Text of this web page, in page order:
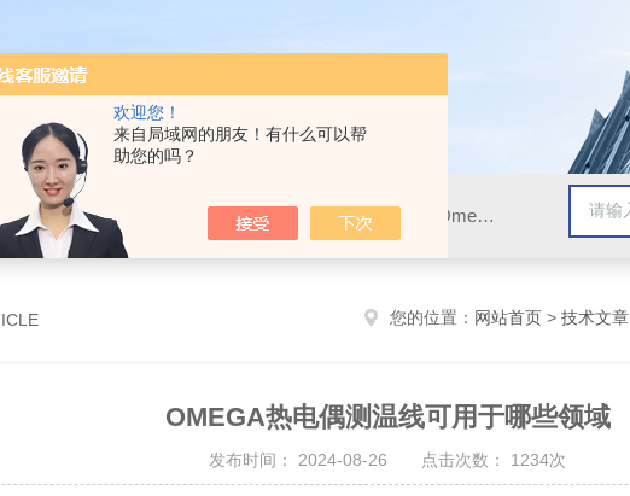
欢迎您！
来自局域网的朋友！有什么可以帮
助您的吗？
Omega插头,Omega测温线,热电偶测温线,热电偶线,铠装热电偶,热电偶连接器,热电偶插头,Omega热电偶线,T型热电偶线,TMC测温纸
您的位置： 网站首页 > 技术文章
OMEGA热电偶测温线可用于哪些领域
发布时间： 2024-08-26 点击次数： 1234次